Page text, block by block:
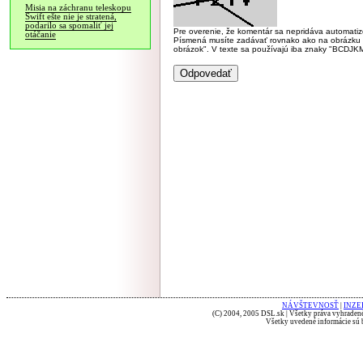
Misia na záchranu teleskopu
Swift ešte nie je stratená,
podarilo sa spomaliť jej
otáčanie
Pre overenie, že komentár sa nepridáva
Písmená musíte zadávať rovnako ako na
obrázok". V texte sa používajú iba znaky
NÁVŠTEVNOSŤ
(C) 2004, 2005 DSL.sk | Všetky práva
Všetky uvedené informácie sú